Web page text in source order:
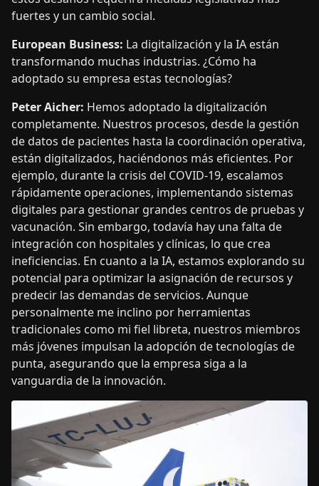
European Business:La digitalización y la IA están
transformando muchas industrias. ¿Cómo ha
adoptado su empresa estas tecnologías?
Peter Aicher:Hemos adoptado la digitalización
completamente. Nuestros procesos, desde la gestión
de datos de pacientes hasta la coordinación operativa,
están digitalizados, haciéndonos más eficientes. Por
ejemplo, durante la crisis del COVID-19, escalamos
rápidamente operaciones, implementando sistemas
digitales para gestionar grandes centros de pruebas y
vacunación. Sin embargo, todavía hay una falta de
integración con hospitales y clínicas, lo que crea
ineficiencias. En cuanto a la IA, estamos explorando su
potencial para optimizar la asignación de recursos y
predecir las demandas de servicios. Aunque
personalmente me inclino por herramientas
tradicionales como mi fiel libreta, nuestros miembros
más jóvenes impulsan la adopción de tecnologías de
punta, asegurando que la empresa siga a la
vanguardia de la innovación.